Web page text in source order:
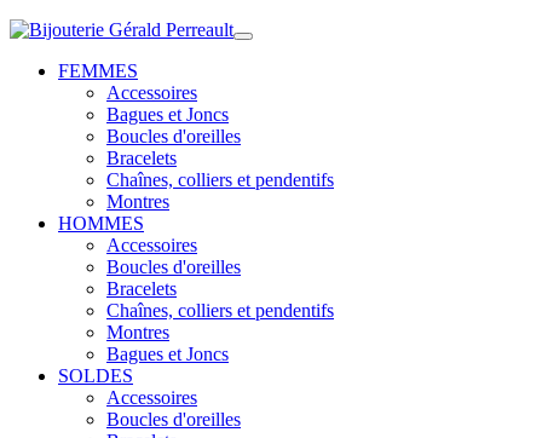
FEMMES
Accessoires
Bagues et Joncs
Boucles d'oreilles
Bracelets
Chaînes, colliers et pendentifs
Montres
HOMMES
Accessoires
Boucles d'oreilles
Bracelets
Chaînes, colliers et pendentifs
Montres
Bagues et Joncs
SOLDES
Accessoires
Boucles d'oreilles